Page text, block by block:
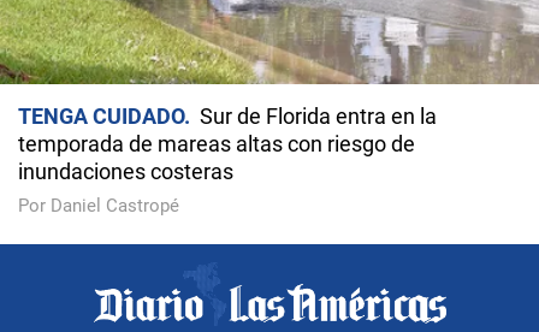
TENGA CUIDADO
Sur de Florida entra en la
temporada de mareas altas con riesgo de
inundaciones costeras
Por Daniel Castropé